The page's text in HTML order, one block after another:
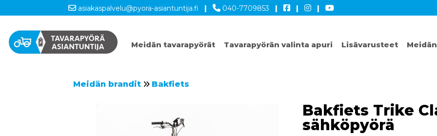
asiakaspalvelu@pyora-asiantuntija.fi | 040-7709853 | | |
Meidän tavarapyörät Tavarapyörän valinta apuri Lisävarusteet
Meidän brandit Bakfiets
Bakfiets Trike
sähköpyörä